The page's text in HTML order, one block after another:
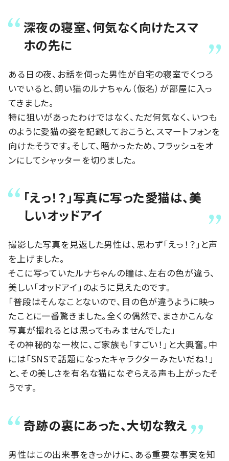
深夜の寝室、何気なく向けたスマ
ホの先に
ある日の夜、お話を伺った男性が自宅の寝室でくつろ
いでいると、飼い猫のルナちゃん（仮名）が部屋に入っ
てきました。
特に狙いがあったわけではなく、ただ何気なく、いつも
のように愛猫の姿を記録しておこうと、スマートフォンを
向けたそうです。そして、暗かったため、フラッシュをオ
ンにしてシャッターを切りました。
「えっ！？」写真に写った愛猫は、美
しいオッドアイ
撮影した写真を見返した男性は、思わず「えっ！？」と声
を上げました。
そこに写っていたルナちゃんの瞳は、左右の色が違う、
美しい「オッドアイ」のように見えたのです。
「普段はそんなことないので、目の色が違うように映っ
たことに一番驚きました。全くの偶然で、まさかこんな
写真が撮れるとは思ってもみませんでした」
その神秘的な一枚に、ご家族も「すごい！」と大興奮。中
には「SNSで話題になったキャラクターみたいだね！」
と、その美しさを有名な猫になぞらえる声も上がったそ
うです。
奇跡の裏にあった、大切な教え
男性はこの出来事をきっかけに、ある重要な事実を知